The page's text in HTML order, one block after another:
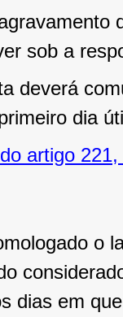
sob a
deverá
dia
artigo
o
dias em